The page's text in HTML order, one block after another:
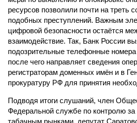
ресурсов позволили почти на треть
подобных преступлений. Важным
цифровой безопасности остаётся
взаимодействие. Так, Банк России
подозрительные телефонные номера
после чего направляет сведения
регистраторам доменных имён и в
прокуратуру РФ для принятия
Подводя итоги слушаний, член
Федеральной службе по контролю
табачным рынками, депутат